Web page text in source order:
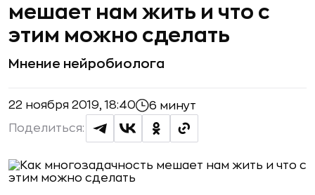
мешает нам жить и что с
этим можно сделать
Мнение нейробиолога
22 ноября 2019, 18:40 6 минут
Поделиться: